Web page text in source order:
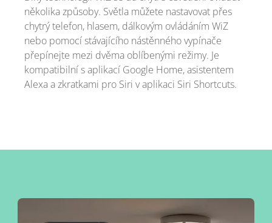
několika způsoby. Světla můžete nastavovat přes
chytrý telefon, hlasem, dálkovým ovládáním WiZ
nebo pomocí stávajícího nástěnného vypínače
přepínejte mezi dvěma oblíbenými režimy. Je
kompatibilní s aplikací Google Home, asistentem
Alexa a zkratkami pro Siri v aplikaci Siri Shortcuts.